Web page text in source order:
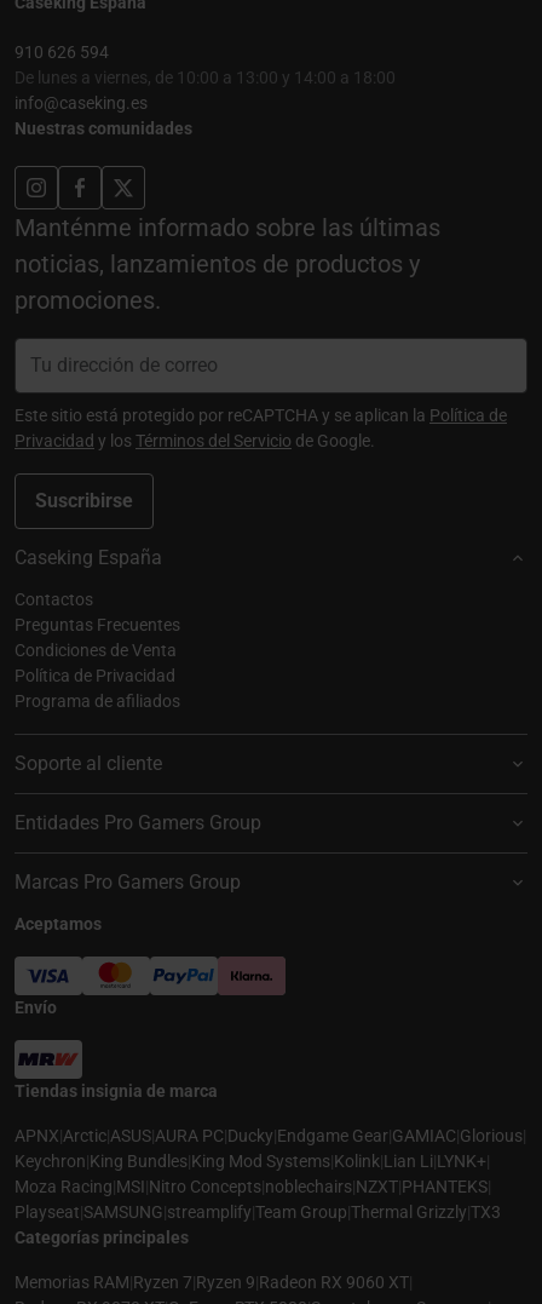
910 626 594
De lunes a viernes, de 10:00 a 13:00 y 14:00 a 18:00
info@caseking.es
Nuestras comunidades
Manténme informado sobre las últimas
noticias, lanzamientos de productos y
promociones.
Suscribirse
Este sitio está protegido por reCAPTCHA y se aplican la Política de
Privacidad y losTérminos del Servicio de Google.
Caseking España
Contactos
Preguntas Frecuentes
Condiciones de Venta
Política de Privacidad
Programa de afiliados
Soporte al cliente
Entidades Pro Gamers Group
Marcas Pro Gamers Group
Aceptamos
Envío
Tiendas insignia de marca
APNX|Arctic|ASUS|AURA PC|Ducky|Endgame Gear|GAMIAC|Glorious|
Keychron|King Bundles|King Mod Systems|Kolink|Lian Li|LYNK+|
Moza Racing|MSI|Nitro Concepts|noblechairs|NZXT|PHANTEKS|
Playseat|SAMSUNG|streamplify|Team Group|Thermal Grizzly|TX3
Categorías principales
Memorias RAM|Ryzen 7|Ryzen 9|Radeon RX 9060 XT|